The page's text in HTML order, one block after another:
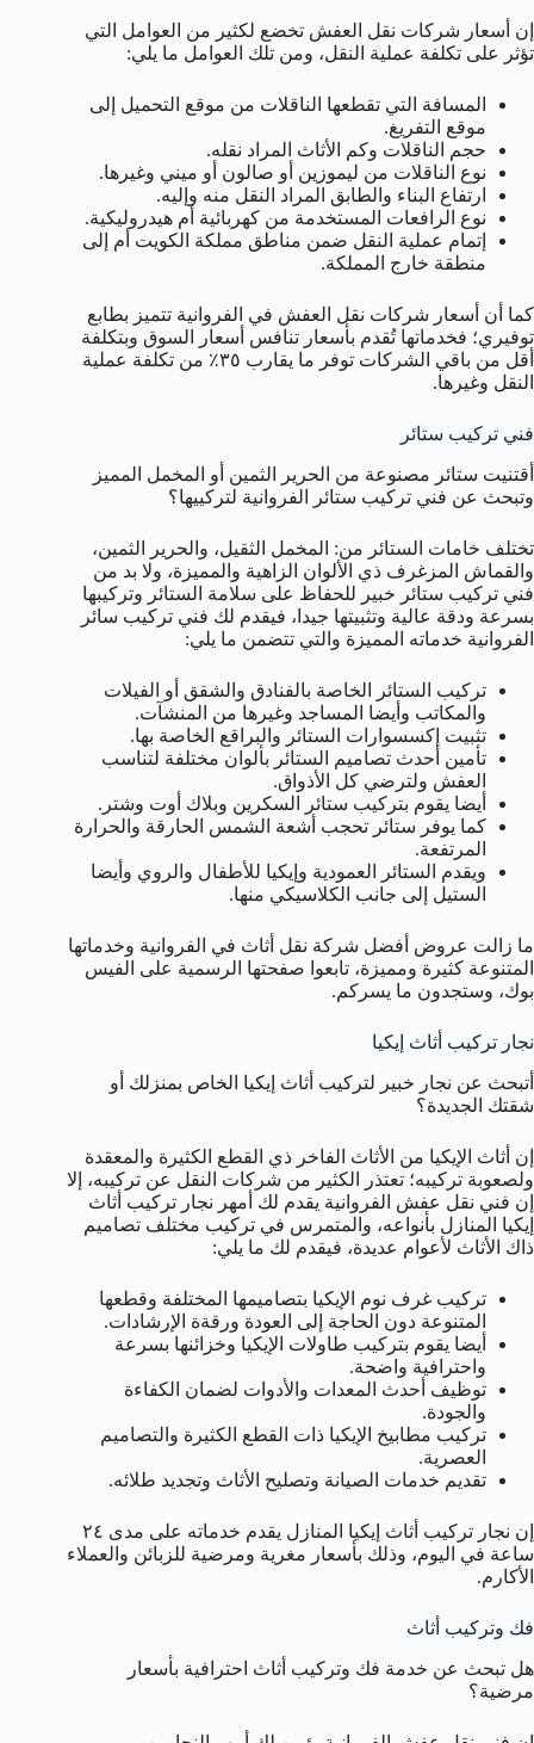
إن أسعار شركات نقل العفش تخضع لكثير من العوامل التي
تؤثر على تكلفة عملية النقل، ومن تلك العوامل ما يلي:
المسافة التي تقطعها الناقلات من موقع التحميل إلى
موقع التفريغ.
حجم الناقلات وكم الأثاث المراد نقله.
نوع الناقلات من ليموزين أو صالون أو ميني وغيرها.
ارتفاع البناء والطابق المراد النقل منه وإليه.
نوع الرافعات المستخدمة من كهربائية أم هيدروليكية.
إتمام عملية النقل ضمن مناطق مملكة الكويت أم إلى
منطقة خارج المملكة.
كما أن أسعار شركات نقل العفش في الفروانية تتميز بطابع
توفيري؛ فخدماتها تُقدم بأسعار تنافس أسعار السوق وبتكلفة
أقل من باقي الشركات توفر ما يقارب ٣٥٪ من تكلفة عملية
النقل وغيرها.
فني تركيب ستائر
أقتنيت ستائر مصنوعة من الحرير الثمين أو المخمل المميز
وتبحث عن فني تركيب ستائر الفروانية لتركييها؟
تختلف خامات الستائر من: المخمل الثقيل، والحرير الثمين،
والقماش المزغرف ذي الألوان الزاهية والمميزة، ولا بد من
فني تركيب ستائر خبير للحفاظ على سلامة الستائر وتركيبها
بسرعة ودقة عالية وتثبيتها جيدا، فيقدم لك فني تركيب سائر
الفروانية خدماته المميزة والتي تتضمن ما يلي:
تركيب الستائر الخاصة بالفنادق والشقق أو الفيلات
والمكاتب وأيضا المساجد وغيرها من المنشآت.
تثبيت إكسسوارات الستائر والبراقع الخاصة بها.
تأمين أحدث تصاميم الستائر بألوان مختلفة لتناسب
العفش ولترضي كل الأذواق.
أيضا يقوم بتركيب ستائر السكرين وبلاك أوت وشتر.
كما يوفر ستائر تحجب أشعة الشمس الحارقة والحرارة
المرتفعة.
ويقدم الستائر العمودية وإيكيا للأطفال والروي وأيضا
الستيل إلى جانب الكلاسيكي منها.
ما زالت عروض أفضل شركة نقل أثاث في الفروانية وخدماتها
المتنوعة كثيرة ومميزة، تابعوا صفحتها الرسمية على الفيس
بوك، وستجدون ما يسركم.
نجار تركيب أثاث إيكيا
أتبحث عن نجار خبير لتركيب أثاث إيكيا الخاص بمنزلك أو
شقتك الجديدة؟
إن أثاث الإيكيا من الأثاث الفاخر ذي القطع الكثيرة والمعقدة
ولصعوبة تركيبه؛ تعتذر الكثير من شركات النقل عن تركيبه، إلا
إن فني نقل عفش الفروانية يقدم لك أمهر نجار تركيب أثاث
إيكيا المنازل بأنواعه، والمتمرس في تركيب مختلف تصاميم
ذاك الأثاث لأعوام عديدة، فيقدم لك ما يلي:
تركيب غرف نوم الإيكيا بتصاميمها المختلفة وقطعها
المتنوعة دون الحاجة إلى العودة ورقةة الإرشادات.
أيضا يقوم بتركيب طاولات الإيكيا وخزائنها بسرعة
واحترافية واضحة.
توظيف أحدث المعدات والأدوات لضمان الكفاءة
والجودة.
تركيب مطابيخ الإيكيا ذات القطع الكثيرة والتصاميم
العصرية.
تقديم خدمات الصيانة وتصليح الأثاث وتجديد طلائه.
إن نجار تركيب أثاث إيكيا المنازل يقدم خدماته على مدى ٢٤
ساعة في اليوم، وذلك بأسعار مغرية ومرضية للزبائن والعملاء
الأكارم.
فك وتركيب أثاث
هل تبحث عن خدمة فك وتركيب أثاث احترافية بأسعار
مرضية؟